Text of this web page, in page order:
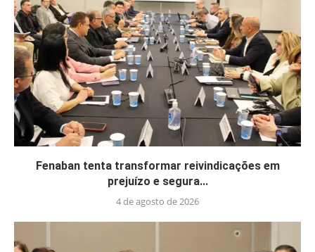
Fenaban tenta transformar reivindicações em
prejuízo e segura...
4 de agosto de 2026